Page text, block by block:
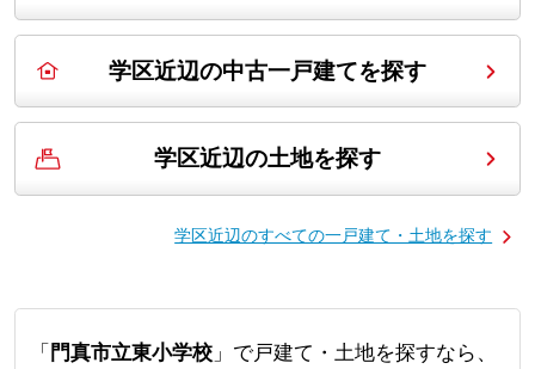
学区近辺の中古一戸建てを探す
学区近辺の土地を探す
学区近辺のすべての一戸建て・土地を探す
「 門真市立東小学校」で戸建て・土地を探すなら、